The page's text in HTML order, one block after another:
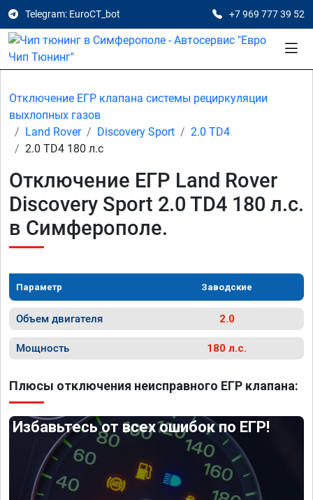
Telegram: EuroCT_bot +7 969 777 39 52
Отключение ЕГР клапана системы рециркуляции
выхлопных газов
Land Rover
Discovery Sport
2.0 TD4
2.0 TD4 180 л.с
Отключение ЕГР Land Rover
Discovery Sport 2.0 TD4 180 л.с.
в Симферополе.
Параметр Заводские
Объем двигателя 2.0
Мощность 180 л.с.
Плюсы отключения неисправного ЕГР клапана:
Избавьтесь от всех ошибок по ЕГР!